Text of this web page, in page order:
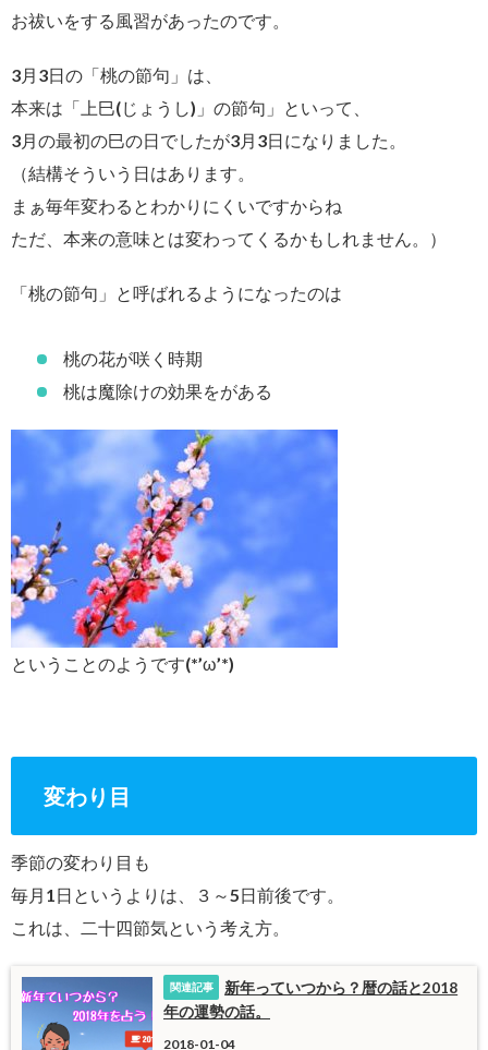
お祓いをする風習があったのです。
3月3日の「桃の節句」は、
本来は「上巳(じょうし)」の節句」といって、
3月の最初の巳の日でしたが3月3日になりました。
（結構そういう日はあります。
まぁ毎年変わるとわかりにくいですからね
ただ、本来の意味とは変わってくるかもしれません。）
「桃の節句」と呼ばれるようになったのは
桃の花が咲く時期
桃は魔除けの効果をがある
ということのようです(*’ω’*)
変わり目
季節の変わり目も
毎月1日というよりは、３～5日前後です。
これは、二十四節気という考え方。
新年っていつから？暦の話と2018
年の運勢の話。
2018-01-04